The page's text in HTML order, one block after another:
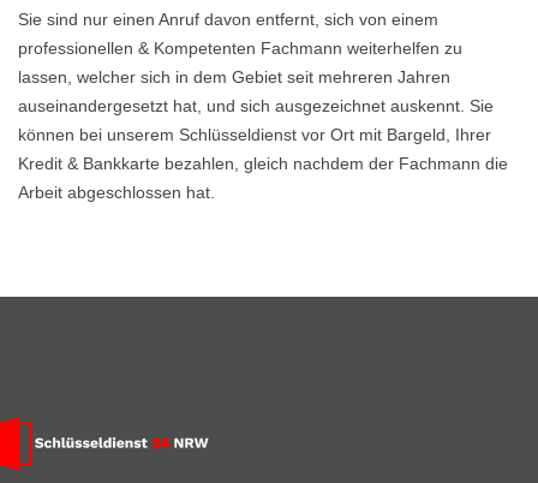
Sie sind nur einen Anruf davon entfernt, sich von einem
professionellen & Kompetenten Fachmann weiterhelfen zu
lassen, welcher sich in dem Gebiet seit mehreren Jahren
auseinandergesetzt hat, und sich ausgezeichnet auskennt. Sie
können bei unserem Schlüsseldienst vor Ort mit Bargeld, Ihrer
Kredit & Bankkarte bezahlen, gleich nachdem der Fachmann die
Arbeit abgeschlossen hat.